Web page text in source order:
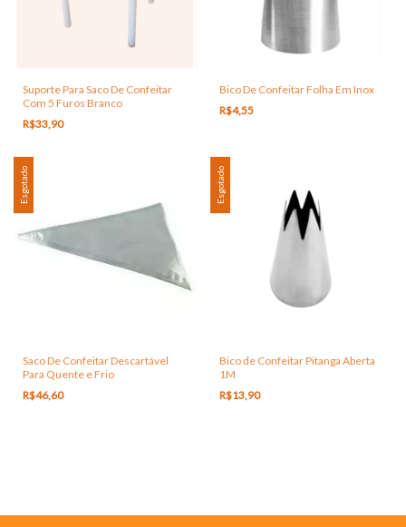
Suporte Para Saco De Confeitar
Com 5 Furos Branco
R$33,90
Bico De Confeitar Folha Em Inox
R$4,55
Esgotado
Saco De Confeitar Descartável
Para Quente e Frio
R$46,60
Esgotado
Bico de Confeitar Pitanga Aberta
1M
R$13,90